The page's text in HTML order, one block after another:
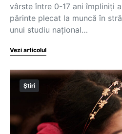
vârste între 0-17 ani împliniți
părinte plecat la muncă în
unui studiu național…
Vezi articolul
Știri